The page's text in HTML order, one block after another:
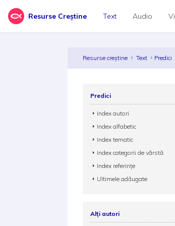
Resurse Creștine Text Audio
Resurse creștine Text Predici
Predici
Index autori
Index alfabetic
Index tematic
Index categorii de vârstă
Index referințe
Ultimele adăugate
Alți autori